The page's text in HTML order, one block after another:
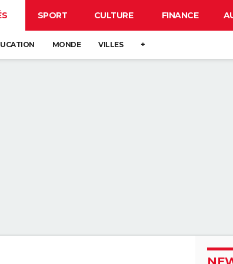
SPORT CULTURE FINANCE
MONDE VILLES +